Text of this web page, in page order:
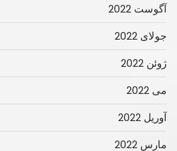
آگوست 2022
جولای 2022
ژوئن 2022
می 2022
آوریل 2022
مارس 2022